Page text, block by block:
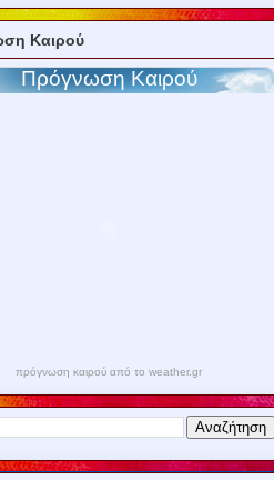
Καιρού
πρόγνωση καιρού από το weather.gr